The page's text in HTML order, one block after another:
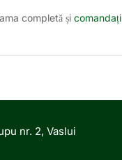
completă șicomandați
nr. 2, Vaslui